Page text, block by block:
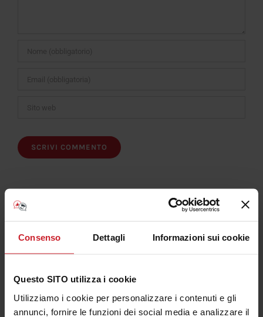
Consenso Dettagli Informazioni sui cookie
Questo SITO utilizza i cookie
Utilizziamo i cookie per personalizzare i contenuti e gli
annunci, fornire le funzioni dei social media e analizzare il